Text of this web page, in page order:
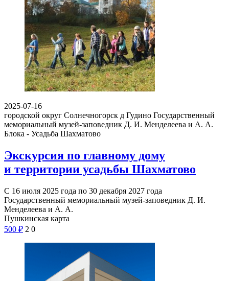
2025-07-16
городской округ Солнечногорск д Гудино Государственный
мемориальный музей-заповедник Д. И. Менделеева и А. А.
Блока - Усадьба Шахматово
Экскурсия по главному дому
и территории усадьбы Шахматово
С 16 июля 2025 года по 30 декабря 2027 года
Государственный мемориальный музей-заповедник Д. И.
Менделеева и А. А.
Пушкинская карта
500 ₽ 2 0